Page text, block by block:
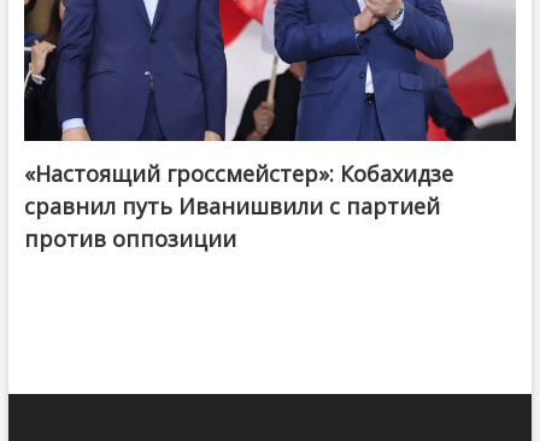
@ქართული ოცნება / Georgian Dream
«Настоящий гроссмейстер»: Кобахидзе
сравнил путь Иванишвили с партией
против оппозиции